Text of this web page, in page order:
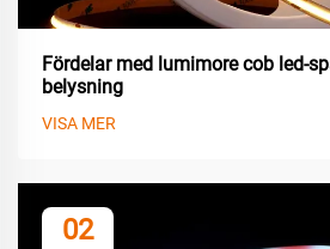
Fördelar med lumimore cob led-
belysning
VISA MER
02